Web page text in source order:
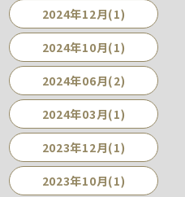
2024年12月(1)
2024年10月(1)
2024年06月(2)
2024年03月(1)
2023年12月(1)
2023年10月(1)